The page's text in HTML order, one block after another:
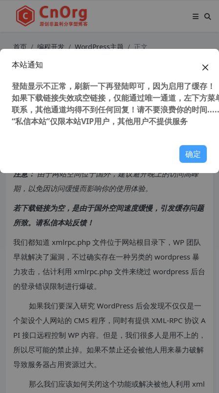
首页 编程开发 WordPress主题 正文
WordPress六种办法彻底禁止XML-R
PC协议功能防止暴力破解网站瘫痪
52,626 次浏览次阅读
注意：由于网站空间位于国外，建议避开晚上的访问高峰
期，以免因访问缓慢而影响你的使用体验。
若下载链接为空，是由于国外空间速度缓慢，引发缓存问题
所致。请私信本站反馈！
我们都知道 xmlrpc.php 文件位于网站根目录下，WP 团队
早就解决了漏洞，不过确实存在一种另类的 wordpress 暴
力攻击，估计利用 xmlrpc.php 文件来绕过 wordpress 后台
的登录错误限制进行爆破。
如果我们要深入研究 WordPress 后会发现不仅仅是一
个架设个人网站的 CMS 程序，同时有提供 XML-RPC 协议 A
PI 接口远程控制 WP 内容。但是，我们很多人是用不上的，
所以尽可能的禁止掉。如果不禁止还会被他人用来暴力破解
导致服务器占用资源过大。
那么我们应该如何关闭这个功能或解决被他人利用 xml
本站通知
登陆显示不正常，刷新一下再登陆即可，因为启用了缓存！
如果下载链接失效或空链接，仅能通过唯一通道，左下方菜
联系，其他通道均得不到任何回复！请不要浪费你的时间
“私信本站”仅限本站VIP用户，其他用户不提供服务
确定